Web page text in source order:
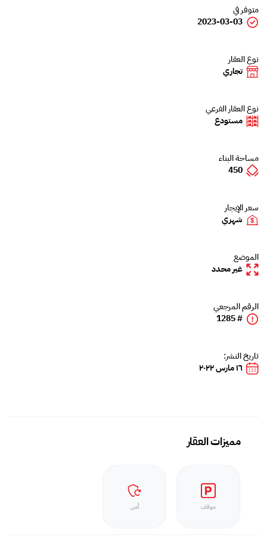
متوفر في
2023-03-03
نوع العقار
تجاري
نوع العقار الفرعي
مستودع
مساحة البناء
450
سعر الإيجار
شهري
الموضع
غير محدد
الرقم المرجعي
# 1285
تاريخ النشر:
١٦ مارس ٢٠٢٢
مميزات العقار
موقف أمن